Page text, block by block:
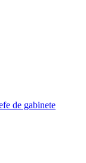
de gabinete